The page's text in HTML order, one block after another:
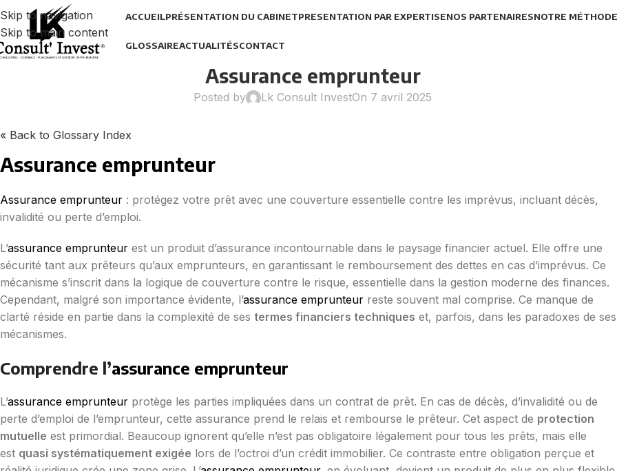
Skip to navigation
Skip to main content
ACCUEILPRÉSENTATION DU CABINETPRESENTATION PAR EXPERTISENOS PARTENAIRESNOTRE MÉTHODE
GLOSSAIREACTUALITÉSCONTACT
Assurance emprunteur
Posted by Lk Consult InvestOn 7 avril 2025
« Back to Glossary Index
Assurance emprunteur
Assurance emprunteur : protégez votre prêt avec une couverture essentielle contre les imprévus, incluant décès,
invalidité ou perte d’emploi.
L’assurance emprunteur est un produit d’assurance incontournable dans le paysage financier actuel. Elle offre une
sécurité tant aux prêteurs qu’aux emprunteurs, en garantissant le remboursement des dettes en cas d’imprévus. Ce
mécanisme s’inscrit dans la logique de couverture contre le risque, essentielle dans la gestion moderne des finances.
Cependant, malgré son importance évidente, l’assurance emprunteur reste souvent mal comprise. Ce manque de
clarté réside en partie dans la complexité de ses termes financiers techniques et, parfois, dans les paradoxes de ses
mécanismes.
Comprendre l’assurance emprunteur
L’assurance emprunteur protège les parties impliquées dans un contrat de prêt. En cas de décès, d’invalidité ou de
perte d’emploi de l’emprunteur, cette assurance prend le relais et rembourse le prêteur. Cet aspect de protection
mutuelle est primordial. Beaucoup ignorent qu’elle n’est pas obligatoire légalement pour tous les prêts, mais elle
est quasi systématiquement exigée lors de l’octroi d’un crédit immobilier. Ce contraste entre obligation perçue et